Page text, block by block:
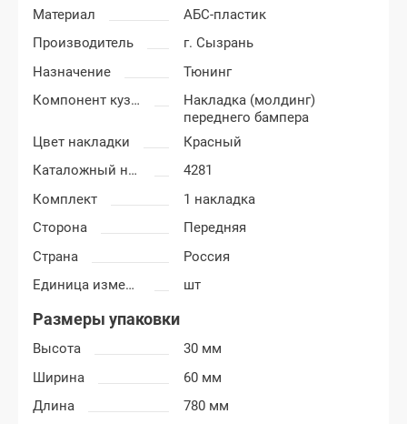
Материал
АБС-пластик
Производитель
г. Сызрань
Назначение
Тюнинг
Компонент кузова
Накладка (молдинг)
переднего бампера
Цвет накладки
Красный
Каталожный номер
4281
Комплект
1 накладка
Сторона
Передняя
Страна
Россия
Единица измерения
шт
Размеры упаковки
Высота
30 мм
Ширина
60 мм
Длина
780 мм